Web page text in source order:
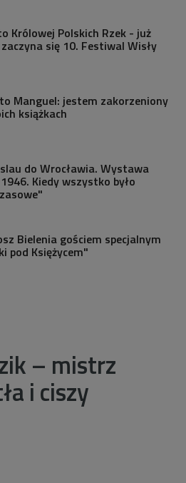
Królowej Polskich Rzek - już
się 10. Festiwal Wisły
Manguel: jestem zakorzeniony
książkach
do Wrocławia. Wystawa
Kiedy wszystko było
Bielenia gościem specjalnym
pod Księżycem"
– mistrz
i ciszy